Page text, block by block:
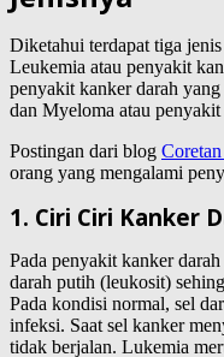
Diketahui terdapat tiga
Leukemia atau penyakit
penyakit kanker darah
dan Myeloma atau penyakit
Postingan dari blog
orang yang mengalami
1. Ciri Ciri Kanker
Pada penyakit kanker
darah putih (leukosit)
Pada kondisi normal, sel
infeksi. Saat sel kanker
tidak berjalan. Lukemia